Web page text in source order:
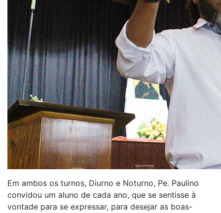
Em ambos os turnos, Diurno e Noturno, Pe. Paulino
convidou um aluno de cada ano, que se sentisse à
vontade para se expressar, para desejar as boas-